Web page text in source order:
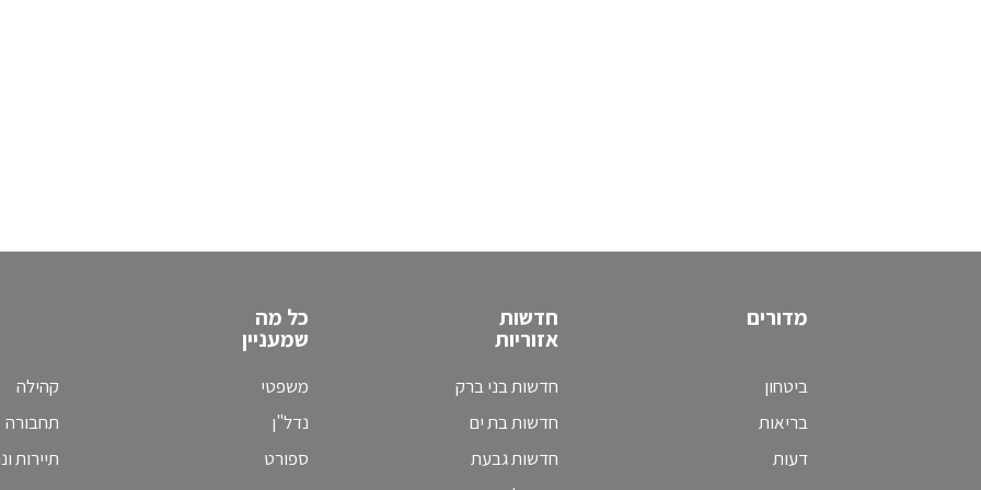
מדורים
ביטחון
בריאות
דעות
חדשות
אזוריות
חדשות בני ברק
חדשות בת ים
חדשות גבעת
כל מה
שמעניין
משפטי
נדל"ן
ספורט
קהילה
תחבורה
תיירות